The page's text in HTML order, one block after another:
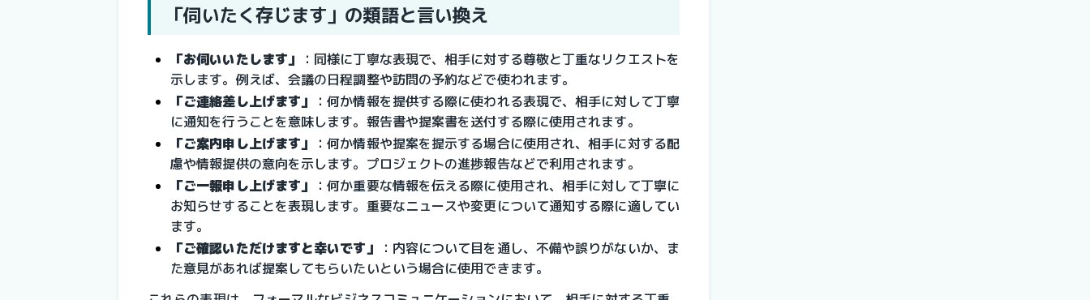
「伺いたく存じます」の類語と言い換え
「お伺いいたします」 ： 同様に丁寧な表現で、相手に対する尊敬と丁重なリクエストを
示します。例えば、会議の日程調整や訪問の予約などで使われます。
「ご連絡差し上げます」
：何か情報を提供する際に使われる表現で、相手に対して丁寧
に通知を行うことを意味します。報告書や提案書を送付する際に使用されます。
「ご案内申し上げます」
：何か情報や提案を提示する場合に使用され、相手に対する配
慮や情報提供の意向を示します。プロジェクトの進捗報告などで利用されます。
「ご一報申し上げます」
：何か重要な情報を伝える際に使用され、相手に対して丁寧に
お知らせすることを表現します。重要なニュースや変更について通知する際に適してい
ます。
「ご確認いただけますと幸いです」
：内容について目を通し、不備や誤りがないか、ま
た意見があれば提案してもらいたいという場合に使用できます。